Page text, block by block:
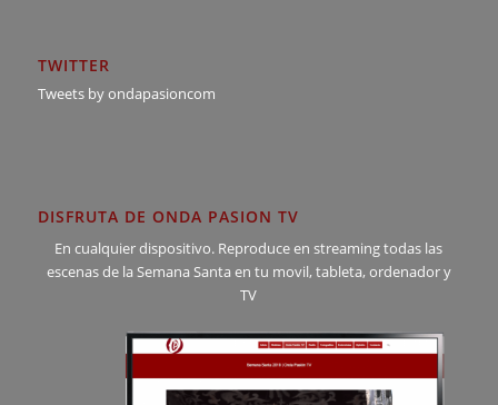
TWITTER
Tweets by ondapasioncom
DISFRUTA DE ONDA PASION TV
En cualquier dispositivo. Reproduce en streaming todas las
escenas de la Semana Santa en tu movil, tableta, ordenador y
TV